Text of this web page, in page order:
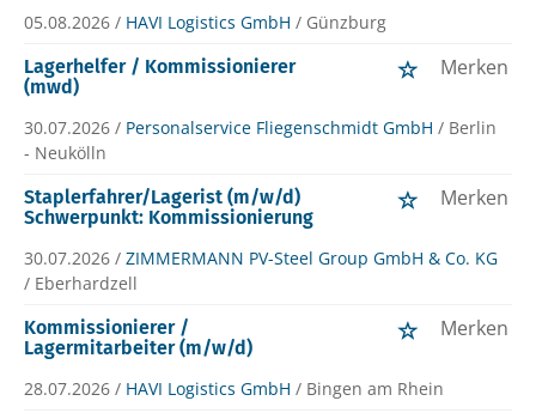
05.08.2026 / HAVI Logistics GmbH / Günzburg
Lagerhelfer / Kommissionierer
(mwd)
Merken
30.07.2026 / Personalservice Fliegenschmidt GmbH / Berlin
- Neukölln
Staplerfahrer/Lagerist (m/w/d)
Schwerpunkt: Kommissionierung
Merken
30.07.2026 / ZIMMERMANN PV-Steel Group GmbH & Co. KG
/ Eberhardzell
Kommissionierer /
Lagermitarbeiter (m/w/d)
Merken
28.07.2026 / HAVI Logistics GmbH / Bingen am Rhein